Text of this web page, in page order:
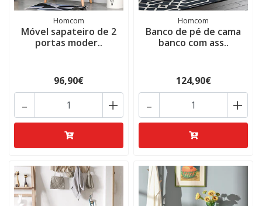
Homcom
Móvel sapateiro de 2
portas moder..
96,90€
+
-
Homcom
Banco de pé de cama
banco com ass..
124,90€
+
-